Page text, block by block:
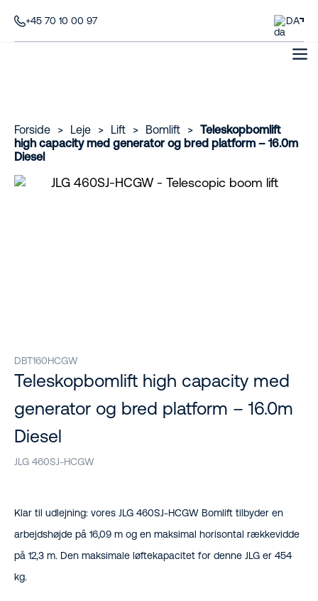
+45 70 10 00 97 DA
Forside > Leje > Lift > Bomlift > Teleskopbomlift
high capacity med generator og bred platform – 16.0m
Diesel
DBT160HCGW
Teleskopbomlift high capacity med
generator og bred platform – 16.0m
Diesel
JLG 460SJ-HCGW
Klar til udlejning: vores JLG 460SJ-HCGW Bomlift tilbyder en
arbejdshøjde på 16,09 m og en maksimal horisontal rækkevidde
på 12,3 m. Den maksimale løftekapacitet for denne JLG er 454
kg.